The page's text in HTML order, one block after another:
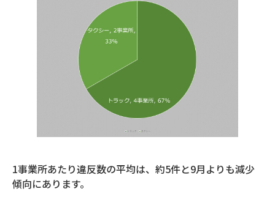
1事業所あたり違反数の平均は、約5件と9月よりも減少
傾向にあります。